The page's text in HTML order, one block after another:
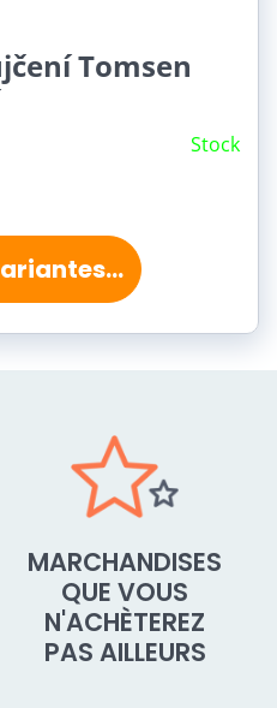
Tomsen
Stock
MARCHANDISES
QUE VOUS
N'ACHÈTEREZ
PAS AILLEURS